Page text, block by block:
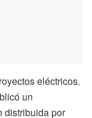
eléctricos.
un
distribuida por